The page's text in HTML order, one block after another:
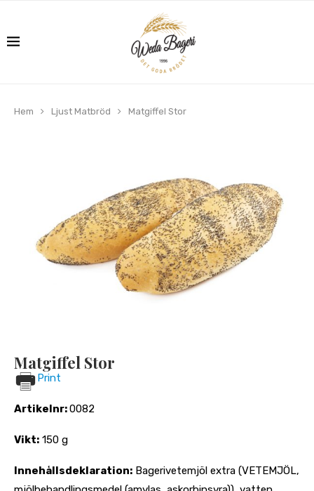
Hem Ljust Matbröd Matgiffel Stor
Matgiffel Stor
Print
Artikelnr:0082
Vikt: 150 g
Innehållsdeklaration: Bagerivetemjöl extra (VETEMJÖL,